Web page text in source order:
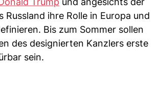
Russland ihre Rolle in Europa und
Bis zum Sommer sollen
des designierten Kanzlers erste
sein.